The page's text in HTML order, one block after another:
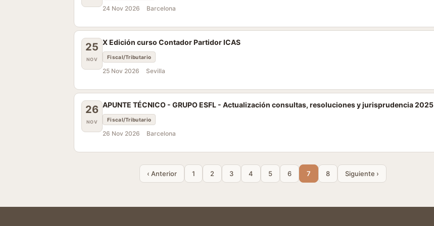
24 Nov 2026 Barcelona
25
NOV
X Edición curso Contador Partidor ICAS
Fiscal/Tributario
25 Nov 2026 Sevilla
26
NOV
APUNTE TÉCNICO - GRUPO ESFL - Actualización consultas, resoluciones y jurisprudencia 2025
Fiscal/Tributario
26 Nov 2026 Barcelona
‹ Anterior 1 2 3 4 5 6 7 8 Siguiente ›